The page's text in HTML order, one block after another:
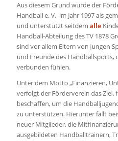
Aus diesem Grund wurde der
Handball e. V. im Jahr 1997 als
und unterstützt seitdem alle
Handball-Abteilung des TV 1878
sind vor allem Eltern von jungen
und Freunde des Handballsports,
verbunden fühlen.
Unter dem Motto „Finanzieren,
verfolgt der Förderverein das Ziel,
beschaffen, um die
zu unterstützen. Hierunter fällt
neuer Mitglieder, die
ausgebildeten Handballtrainern,